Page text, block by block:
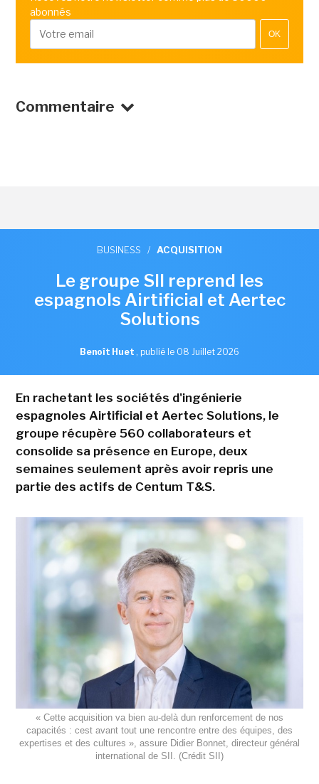
abonnés
OK
Commentaire
BUSINESS / ACQUISITION
Le groupe SII reprend les
espagnols Airtificial et Aertec
Solutions
Benoît Huet , publié le 08 Juillet 2026
En rachetant les sociétés d'ingénierie
espagnoles Airtificial et Aertec Solutions, le
groupe récupère 560 collaborateurs et
consolide sa présence en Europe, deux
semaines seulement après avoir repris une
partie des actifs de Centum T&S.
« Cette acquisition va bien au-delà dun renforcement de nos
capacités : cest avant tout une rencontre entre des équipes, des
expertises et des cultures », assure Didier Bonnet, directeur général
international de SII. (Crédit SII)